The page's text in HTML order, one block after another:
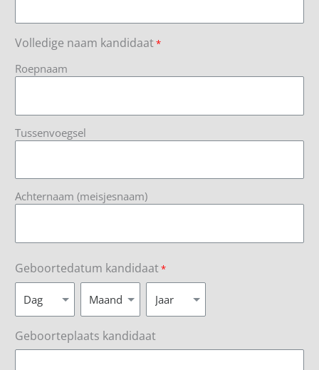
Volledige naam kandidaat*
Roepnaam
Tussenvoegsel
Achternaam (meisjesnaam)
Geboortedatum kandidaat*
Dag Maand Jaar
Geboorteplaats kandidaat